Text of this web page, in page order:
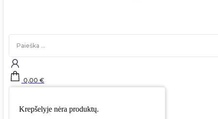
Search
0,00 €
Krepšelyje nėra produktų.